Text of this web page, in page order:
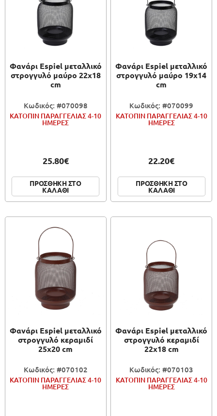
Φανάρι Espiel μεταλλικό
στρογγυλό μαύρο 22x18
cm
Κωδικός: #070098
ΚΑΤΟΠΙΝ ΠΑΡΑΓΓΕΛΙΑΣ 4-10
ΗΜΕΡΕΣ
25.80€
ΠΡΟΣΘΗΚΗ ΣΤΟ
ΚΑΛΑΘΙ
Φανάρι Espiel μεταλλικό
στρογγυλό μαύρο 19x14
cm
Κωδικός: #070099
ΚΑΤΟΠΙΝ ΠΑΡΑΓΓΕΛΙΑΣ 4-10
ΗΜΕΡΕΣ
22.20€
ΠΡΟΣΘΗΚΗ ΣΤΟ
ΚΑΛΑΘΙ
Φανάρι Espiel μεταλλικό
στρογγυλό κεραμιδί
25x20 cm
Κωδικός: #070102
ΚΑΤΟΠΙΝ ΠΑΡΑΓΓΕΛΙΑΣ 4-10
ΗΜΕΡΕΣ
Φανάρι Espiel μεταλλικό
στρογγυλό κεραμιδί
22x18 cm
Κωδικός: #070103
ΚΑΤΟΠΙΝ ΠΑΡΑΓΓΕΛΙΑΣ 4-10
ΗΜΕΡΕΣ